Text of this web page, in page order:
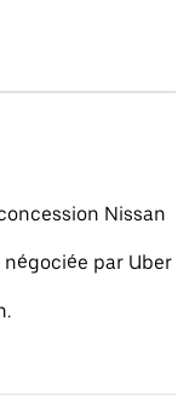
Nissan
par Uber